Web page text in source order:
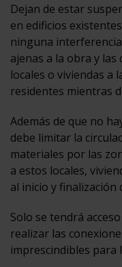
Dejan de estar
en edificios
ninguna
ajenas a la obra y las
locales o viviendas a
residentes mientras
Además de que no
debe limitar la
materiales por las
a estos locales,
al inicio y finalización
Solo se tendrá
realizar las
imprescindibles para